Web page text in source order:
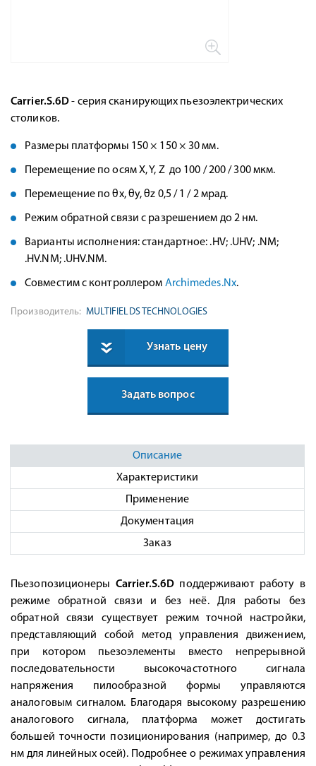
Carrier.S.6D - серия сканирующих пьезоэлектрических
столиков.
Размеры платформы 150 × 150 × 30 мм.
Перемещение по осям X, Y, Z до 100 / 200 / 300 мкм.
Перемещение по θx, θy, θz 0,5 / 1 / 2 мрад.
Режим обратной связи с разрешением до 2 нм.
Варианты исполнения: стандартное: .HV; .UHV; .NM;
.HV.NM; .UHV.NM.
Совместим с контроллером Archimedes.Nx.
Производитель: MULTIFIELDS TECHNOLOGIES
Узнать цену
Задать вопрос
Описание
Характеристики
Применение
Документация
Заказ
Пьезопозиционеры Carrier.S.6D поддерживают работу в
режиме обратной связи и без неё. Для работы без
обратной связи существует режим точной настройки,
представляющий собой метод управления движением,
при котором пьезоэлементы вместо непрерывной
последовательности высокочастотного сигнала
напряжения пилообразной формы управляются
аналоговым сигналом. Благодаря высокому разрешению
аналогового сигнала, платформа может достигать
большей точности позиционирования (например, до 0.3
нм для линейных осей). Подробнее о режимах управления